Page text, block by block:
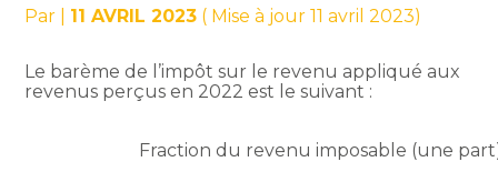
Par 11 AVRIL 2023 ( Mise à jour 11 avril 2023)
Le barème de l’impôt sur le revenu appliqué aux
revenus perçus en 2022 est le suivant :
Fraction du revenu imposable (une